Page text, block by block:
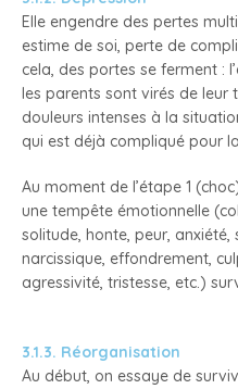
Elle engendre des pertes
estime de soi, perte de
cela, des portes se ferment :
les parents sont virés de leur
douleurs intenses à la
qui est déjà compliqué pour
Au moment de l’étape 1
une tempête émotionnelle
solitude, honte, peur,
narcissique, effondrement,
agressivité, tristesse, etc.)
3.1.3. Réorganisation
Au début, on essaye de